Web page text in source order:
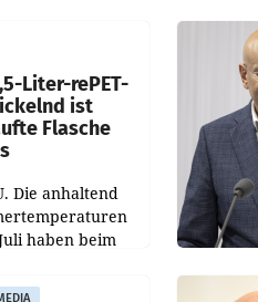
namens
zu 100 Prozent
Liter-rePET-
ist
Flasche
Die anhaltend
haben beim
Vöslauer zu